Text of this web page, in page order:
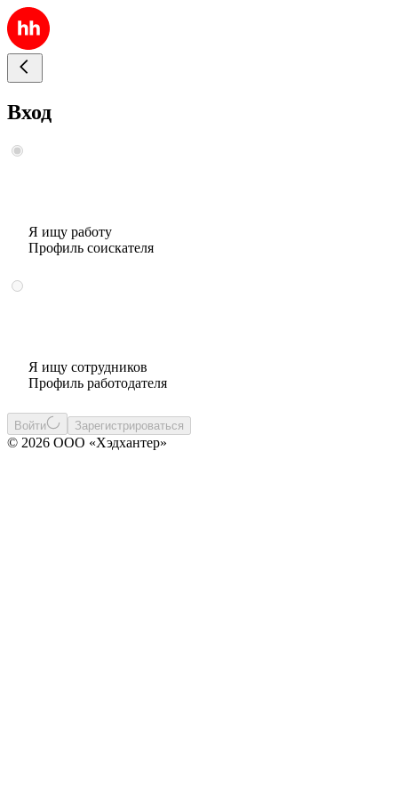
Вход
Я ищу работу
Профиль соискателя
Я ищу сотрудников
Профиль работодателя
Войти Зарегистрироваться
© 2026 ООО «Хэдхантер»